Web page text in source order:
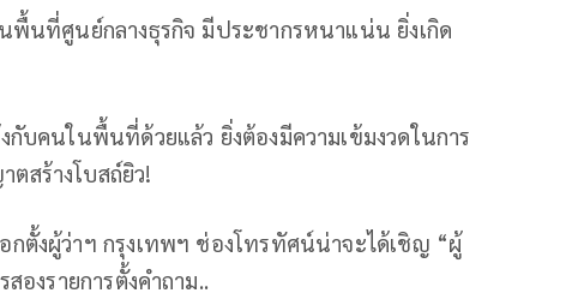
นที่ศูนย์กลางธุรกิจ มีประชากรหนาแน่น ยิ่งเกิด
บคนในพื้นที่ด้วยแล้ว ยิ่งต้องมีความเข้มงวดในการ
สร้างโบสถ์ยิว!
ตั้งผู้ว่าฯ กรุงเทพฯ ช่องโทรทัศน์น่าจะได้เชิญ “ผู้
องรายการตั้งคำถาม..